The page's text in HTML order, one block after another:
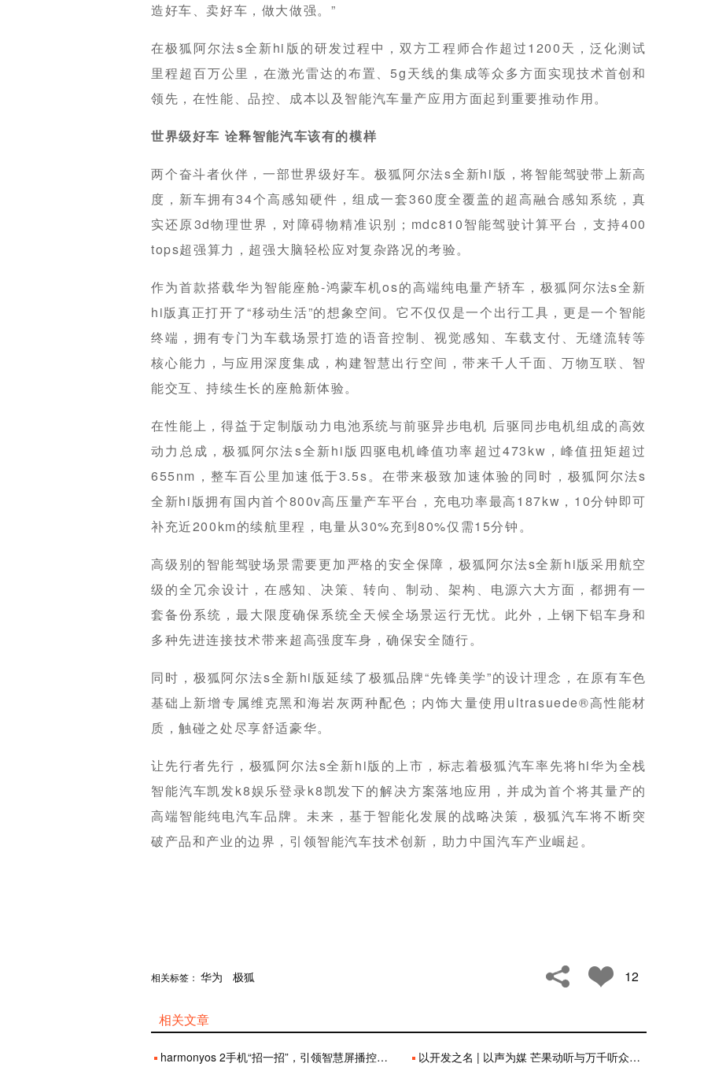
造好车、卖好车，做大做强。”
在极狐阿尔法s全新hi版的研发过程中，双方工程师合作超过1200天，泛化测试
里程超百万公里，在激光雷达的布置、5g天线的集成等众多方面实现技术首创和
领先，在性能、品控、成本以及智能汽车量产应用方面起到重要推动作用。
世界级好车 诠释智能汽车该有的模样
两个奋斗者伙伴，一部世界级好车。极狐阿尔法s全新hi版，将智能驾驶带上新高
度，新车拥有34个高感知硬件，组成一套360度全覆盖的超高融合感知系统，真
实还原3d物理世界，对障碍物精准识别；mdc810智能驾驶计算平台，支持400
tops超强算力，超强大脑轻松应对复杂路况的考验。
作为首款搭载华为智能座舱-鸿蒙车机os的高端纯电量产轿车，极狐阿尔法s全新
hi版真正打开了“移动生活”的想象空间。它不仅仅是一个出行工具，更是一个智能
终端，拥有专门为车载场景打造的语音控制、视觉感知、车载支付、无缝流转等
核心能力，与应用深度集成，构建智慧出行空间，带来千人千面、万物互联、智
能交互、持续生长的座舱新体验。
在性能上，得益于定制版动力电池系统与前驱异步电机 后驱同步电机组成的高效
动力总成，极狐阿尔法s全新hi版四驱电机峰值功率超过473kw，峰值扭矩超过
655nm，整车百公里加速低于3.5s。在带来极致加速体验的同时，极狐阿尔法s
全新hi版拥有国内首个800v高压量产车平台，充电功率最高187kw，10分钟即可
补充近200km的续航里程，电量从30%充到80%仅需15分钟。
高级别的智能驾驶场景需要更加严格的安全保障，极狐阿尔法s全新hi版采用航空
级的全冗余设计，在感知、决策、转向、制动、架构、电源六大方面，都拥有一
套备份系统，最大限度确保系统全天候全场景运行无忧。此外，上钢下铝车身和
多种先进连接技术带来超高强度车身，确保安全随行。
同时，极狐阿尔法s全新hi版延续了极狐品牌“先锋美学”的设计理念，在原有车色
基础上新增专属维克黑和海岩灰两种配色；内饰大量使用ultrasuede®高性能材
质，触碰之处尽享舒适豪华。
让先行者先行，极狐阿尔法s全新hi版的上市，标志着极狐汽车率先将hi华为全栈
智能汽车凯发k8娱乐登录k8凯发下的解决方案落地应用，并成为首个将其量产的
高端智能纯电汽车品牌。未来，基于智能化发展的战略决策，极狐汽车将不断突
破产品和产业的边界，引领智能汽车技术创新，助力中国汽车产业崛起。
相关标签： 华为 极狐
分享 赞 12
相关文章
harmonyos 2手机“招一招”，引领智慧屏播控新潮流 以开发之名 | 以声为媒 芒果动听与万千听众一起听热爱之声